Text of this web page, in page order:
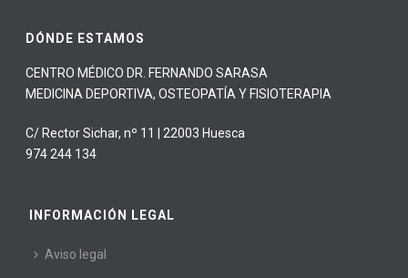
DÓNDE ESTAMOS
CENTRO MÉDICO DR. FERNANDO SARASA
MEDICINA DEPORTIVA, OSTEOPATÍA Y FISIOTERAPIA
C/ Rector Sichar, nº 11 | 22003 Huesca
974 244 134
INFORMACIÓN LEGAL
Aviso legal